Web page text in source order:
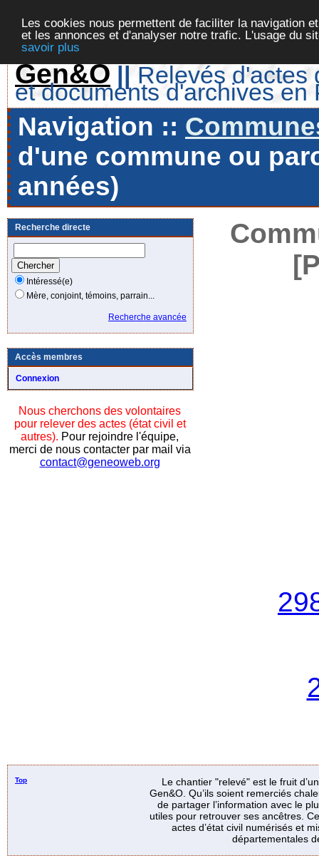
Les cookies nous permettent de faciliter la navigation
et les annonces et d'analyser notre trafic. L'usage du
savoir plus
Gen&O || Relevés d'actes
et documents d'archives en
Navigation ::
d'une commune ou
années)
Recherche directe
Intéressé(e)
Mère, conjoint, témoins, parrain...
Recherche avancée
Accès membres
Connexion
Nous cherchons des volontaires
pour relever des actes (état civil et
autres). Pour rejoindre l'équipe,
merci de nous contacter par mail via
contact@geneoweb.org
Top
Le chantier "relevé" est le fruit
Gen&O. Qu’ils soient remerciés
de partager l’information avec le
utiles pour retrouver ses ancêtres.
actes d’état civil numérisés et
départementales